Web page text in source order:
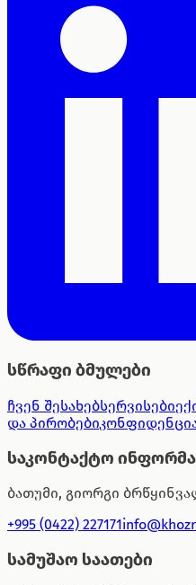
სწრაფი ბმულები
ჩვენ შესახებსერვისები
და პირობები
საკონტაქტო
ბათუმი, გიორგი
+995 (0422) 227171
სამუშაო საათები